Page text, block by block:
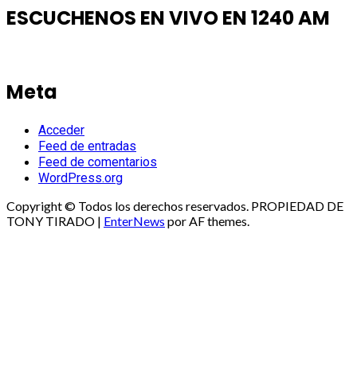
ESCUCHENOS EN VIVO EN 1240 AM
Meta
Acceder
Feed de entradas
Feed de comentarios
WordPress.org
Copyright © Todos los derechos reservados. PROPIEDAD DE
TONY TIRADO | EnterNews por AF themes.